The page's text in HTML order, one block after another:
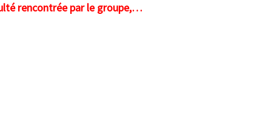
rencontrée par le groupe,…